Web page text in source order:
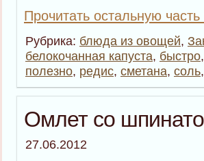
Прочитать остальную
Рубрика: блюда из овощей,
белокочанная капуста, быстро,
полезно, редис, сметана, соль,
Омлет со
27.06.2012